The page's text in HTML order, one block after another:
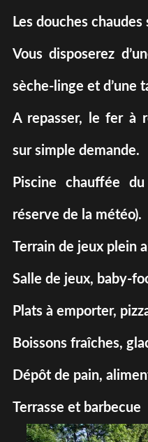
Les douches
Vous disposerez
sèche-linge et d’une
A repasser, le fer à
sur simple demande.
Piscine chauffée
réserve de la météo).
Terrain de jeux plein
Salle de jeux, baby-
Plats à emporter,
Boissons fraîches,
Dépôt de pain,
Terrasse et barbecue